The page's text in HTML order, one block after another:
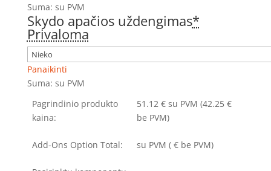
Suma: su PVM
Skydo apačios uždengimas*
Privaloma
Panaikinti
Suma: su PVM
Pagrindinio produkto
kaina:
51.12 € su PVM (42.25 €
be PVM)
Add-Ons Option Total: su PVM ( € be PVM)